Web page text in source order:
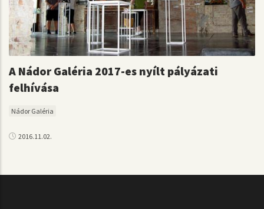
A Nádor Galéria 2017-es nyílt pályázati
felhívása
Nádor Galéria
2016.11.02.